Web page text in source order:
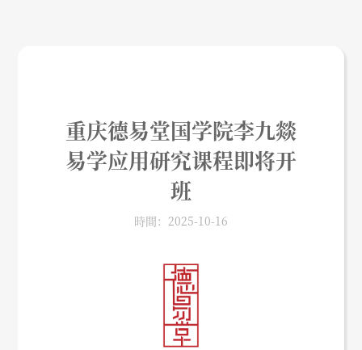
重庆德易堂国学院李九燚
易学应用研究课程即将开
班
時間：2025-10-16